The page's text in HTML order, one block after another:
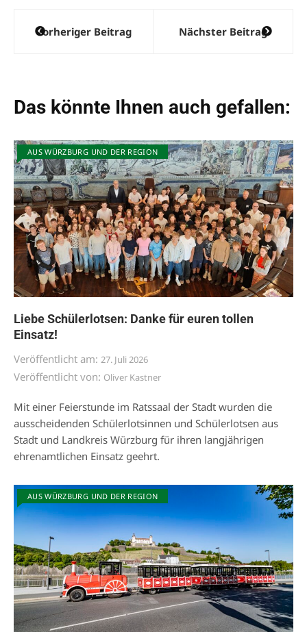
Beitragsnavigation
Vorheriger Beitrag Nächster Beitrag
Das könnte Ihnen auch gefallen:
AUS WÜRZBURG UND DER REGION
Liebe Schülerlotsen: Danke für euren tollen
Einsatz!
Veröffentlicht am: 27. Juli 2026
Veröffentlicht von: Oliver Kastner
Mit einer Feierstunde im Ratssaal der Stadt wurden die
ausscheidenden Schülerlotsinnen und Schülerlotsen aus
Stadt und Landkreis Würzburg für ihren langjährigen
ehrenamtlichen Einsatz geehrt.
AUS WÜRZBURG UND DER REGION